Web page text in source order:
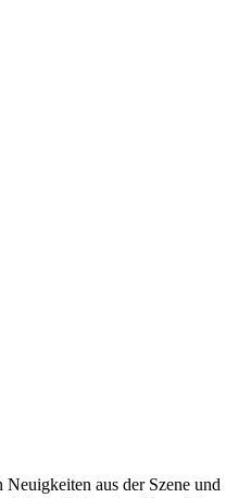
aus der Szene und